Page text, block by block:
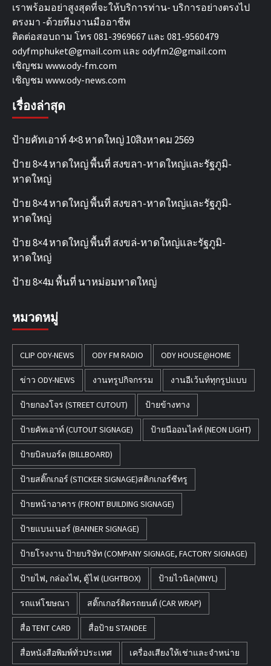
เราพร้อมอย่าสูงสุดที่จะให้บริการท่าน- บริการอย่างตรงไป
ตรงมา -ด้วยทีมงานมืออาชีพ
ติดต่อสอบถาม โทร 081-3969667 และ 081-9560479
odyfmphuket@gmail.com และ odyfm2@gmail.com
เชิญชม www.ody-fm.com
เชิญชม www.ody-news.com
เรื่องล่าสุด
ป้ายคัทเอาท์ 4×8 หาดใหญ่ 10สิงหาคม 2569
ป้าย 8×4 หาดใหญ่ พื้นที่ สงขลา-หาดใหญ่และรัฐภูมิ-
หาดใหญ่
ป้าย 8×4 หาดใหญ่ พื้นที่ สงขลา-หาดใหญ่และรัฐภูมิ-
หาดใหญ่
ป้าย 8×4 หาดใหญ่ พื้นที่ สงขล่-หาดใหญ่และรัฐภูมิ-
หาดใหญ่
ป้าย 8×4ม พื้นที่ นาหม่อมหาดใหญ่
หมวดหมู่
CLIP ODY-NEWS ODY FM RADIO ODY HOUSE@HOME
ข่าว ODY-NEWS งานทรูปกิจกรรม งานอีเว้นท์ทุกรูปแบบ
ป้ายกองโจร (STREET CUTOUT) ป้ายข้างทาง
ป้ายคัทเอาท์ (CUTOUT SIGNAGE) ป้ายนีออนไลท์ (NEON LIGHT)
ป้ายบิลบอร์ด (BILLBOARD)
ป้ายสติ๊กเกอร์ (STICKER SIGNAGE)สติกเกอร์ซีทรู
ป้ายหน้าอาคาร (FRONT BUILDING SIGNAGE)
ป้ายแบนเนอร์ (BANNER SIGNAGE)
ป้ายโรงงาน ป้ายบริษัท (COMPANY SIGNAGE, FACTORY SIGNAGE)
ป้ายไฟ, กล่องไฟ, ตู้ไฟ (LIGHTBOX) ป้ายไวนิล(VINYL)
รถแห่โฆษณา สติ๊กเกอร์ติดรถยนต์ (CAR WRAP)
สื่อ TENT CARD สื่อป้าย STANDEE
สื่อหนังสือพิมพ์ทั่วประเทศ เครื่องเสียงให้เช่าและจำหน่าย